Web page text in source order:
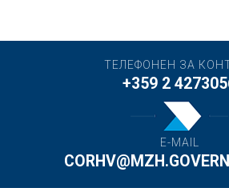
ТЕЛЕФОНЕН ЗА
+359 2
E-MAIL